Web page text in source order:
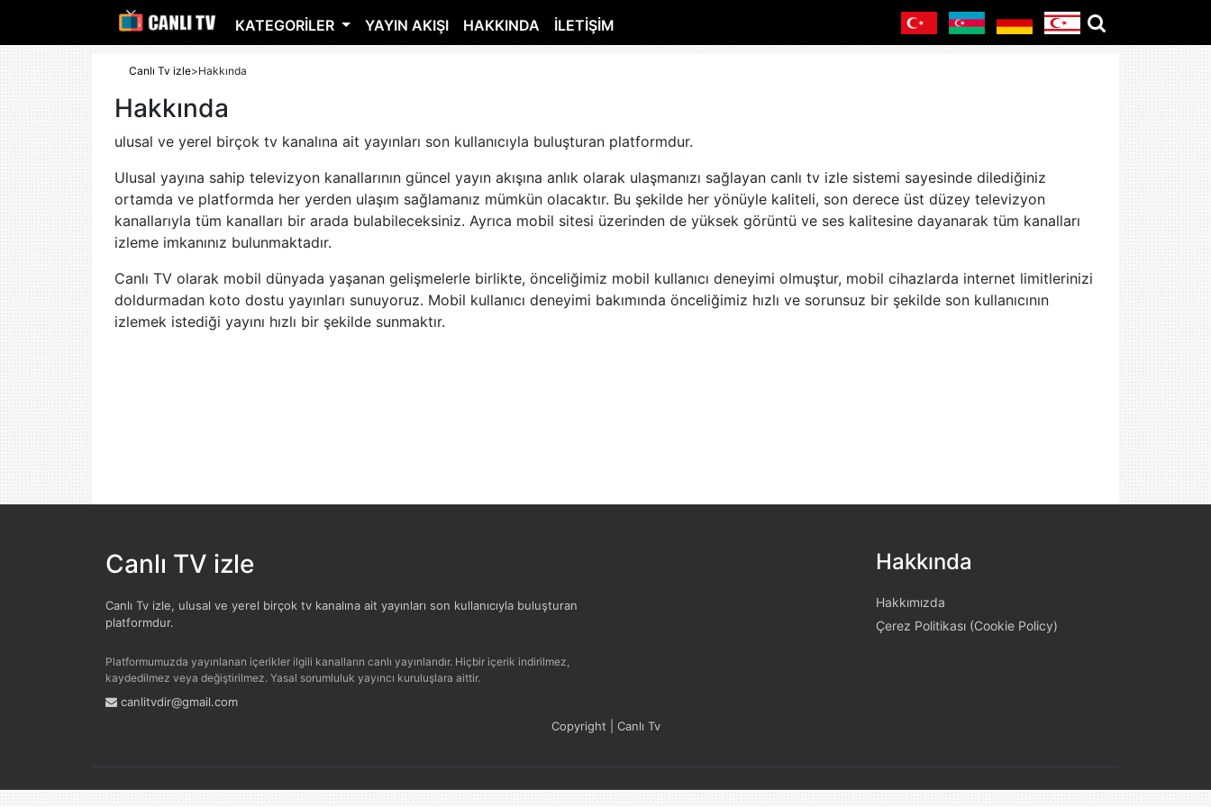
KATEGORILER YAYIN AKIŞI HAKKINDA İLETIŞIM
Canlı Tv izle>Hakkında
Hakkında
ulusal ve yerel birçok tv kanalına ait yayınları son kullanıcıyla buluşturan platformdur.
Ulusal yayına sahip televizyon kanallarının güncel yayın akışına anlık olarak ulaşmanızı sağlayan canlı tv izle sistemi sayesinde dilediğiniz
ortamda ve platformda her yerden ulaşım sağlamanız mümkün olacaktır. Bu şekilde her yönüyle kaliteli, son derece üst düzey televizyon
kanallarıyla tüm kanalları bir arada bulabileceksiniz. Ayrıca mobil sitesi üzerinden de yüksek görüntü ve ses kalitesine dayanarak tüm kanalları
izleme imkanınız bulunmaktadır.
Canlı TV olarak mobil dünyada yaşanan gelişmelerle birlikte, önceliğimiz mobil kullanıcı deneyimi olmuştur, mobil cihazlarda internet limitlerinizi
doldurmadan koto dostu yayınları sunuyoruz. Mobil kullanıcı deneyimi bakımında önceliğimiz hızlı ve sorunsuz bir şekilde son kullanıcının
izlemek istediği yayını hızlı bir şekilde sunmaktır.
Canlı TV izle
Canlı Tv izle, ulusal ve yerel birçok tv kanalına ait yayınları son kullanıcıyla buluşturan
platformdur.
Platformumuzda yayınlanan içerikler ilgili kanalların canlı yayınlarıdır. Hiçbir içerik indirilmez,
kaydedilmez veya değiştirilmez. Yasal sorumluluk yayıncı kuruluşlara aittir.
canlitvdir@gmail.com
Hakkında
Hakkımızda
Çerez Politikası (Cookie Policy)
Copyright | Canlı Tv